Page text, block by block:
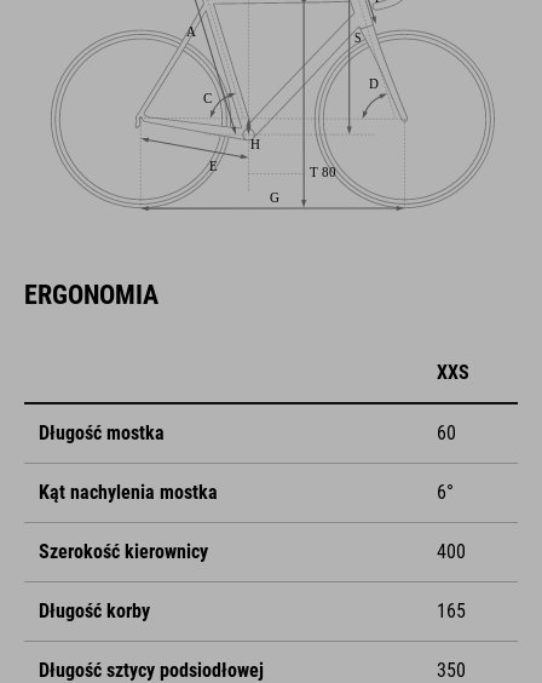
ERGONOMIA
XXS
Długość mostka 60
Kąt nachylenia mostka 6°
Szerokość kierownicy 400
Długość korby 165
Długość sztycy podsiodłowej 350